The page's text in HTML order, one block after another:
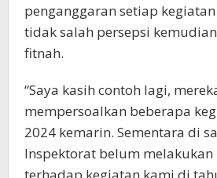
penganggaran setiap
tidak salah persepsi
fitnah.
“Saya kasih contoh lagi,
mempersoalkan beberapa
2024 kemarin. Sementara di
Inspektorat belum melakukan
terhadap kegiatan kami di